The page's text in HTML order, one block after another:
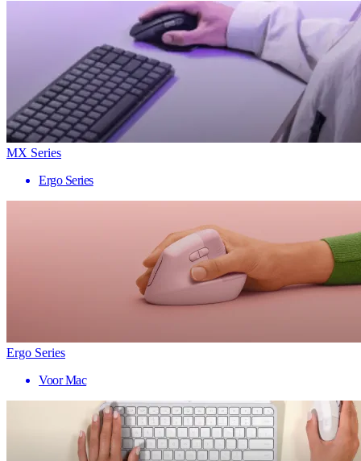
MX Series
Ergo Series
Ergo Series
Voor Mac